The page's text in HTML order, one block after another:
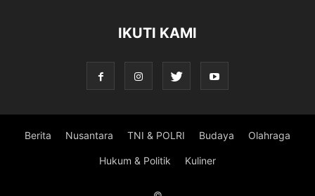
IKUTI KAMI
Berita Nusantara TNI & POLRI Budaya Olahraga
Hukum & Politik Kuliner